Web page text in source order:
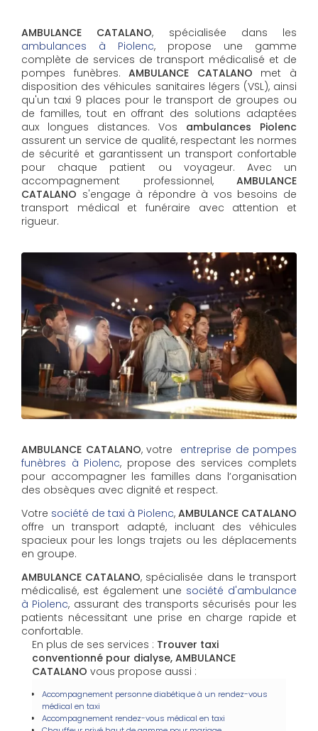
AMBULANCE CATALANO, spécialisée dans les
ambulances à Piolenc, propose une gamme
complète de services de transport médicalisé et de
pompes funèbres.AMBULANCE CATALANO met à
disposition des véhicules sanitaires légers (VSL), ainsi
qu'un taxi 9 places pour le transport de groupes ou
de familles, tout en offrant des solutions adaptées
aux longues distances. Vos ambulances Piolenc
assurent un service de qualité, respectant les normes
de sécurité et garantissent un transport confortable
pour chaque patient ou voyageur. Avec un
accompagnement professionnel, AMBULANCE
CATALANO s'engage à répondre à vos besoins de
transport médical et funéraire avec attention et
rigueur.
AMBULANCE CATALANO, votre entreprise de pompes
funèbres à Piolenc, propose des services complets
pour accompagner les familles dans l’organisation
des obsèques avec dignité et respect.
Votre société de taxi à Piolenc, AMBULANCE CATALANO
offre un transport adapté, incluant des véhicules
spacieux pour les longs trajets ou les déplacements
en groupe.
AMBULANCE CATALANO, spécialisée dans le transport
médicalisé, est également une société d'ambulance
à Piolenc, assurant des transports sécurisés pour les
patients nécessitant une prise en charge rapide et
confortable.
En plus de ses services : Trouver taxi
conventionné pour dialyse, AMBULANCE
CATALANO vous propose aussi :
Accompagnement personne diabétique à un rendez-vous
médical en taxi
Accompagnement rendez-vous médical en taxi